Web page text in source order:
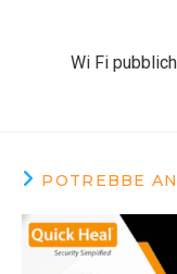
Wi Fi
POTREBBE